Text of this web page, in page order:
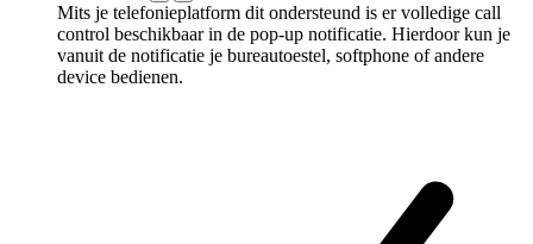
Mits je telefonieplatform dit ondersteund is er volledige call
control beschikbaar in de pop-up notificatie. Hierdoor kun je
vanuit de notificatie je bureautoestel, softphone of andere
device bedienen.